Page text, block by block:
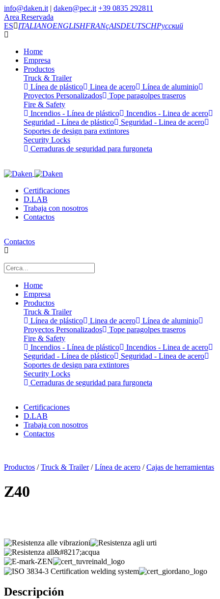
info@daken.it | daken@pec.it +39 0835 292811
Area Reservada
ES
ITALIANOENGLISHFRANçAISDEUTSCHРусский
Home
Empresa
Productos
Truck & Trailer
Línea de plástico
Linea de acero
Línea de aluminio
Proyectos Personalizados
Tope paragolpes traseros
Fire & Safety
Incendios - Línea de plástico
Incendios - Linea de acero
Seguridad - Línea de plástico
Seguridad - Linea de acero
Soportes de design para extintores
Security Locks
Cerraduras de seguridad para furgoneta
Certificaciones
D.LAB
Trabaja con nosotros
Contactos
Contactos
Home
Empresa
Productos
Truck & Trailer
Línea de plástico
Linea de acero
Línea de aluminio
Proyectos Personalizados
Tope paragolpes traseros
Fire & Safety
Incendios - Línea de plástico
Incendios - Linea de acero
Seguridad - Línea de plástico
Seguridad - Linea de acero
Soportes de design para extintores
Security Locks
Cerraduras de seguridad para furgoneta
Certificaciones
D.LAB
Trabaja con nosotros
Contactos
Productos /Truck & Trailer/Línea de acero /Cajas de herramientas
Z40
Descripción